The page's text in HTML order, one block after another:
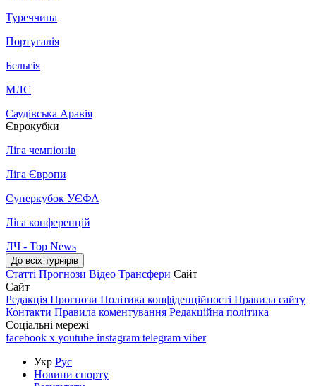
Туреччина
Португалія
Бельгія
МЛС
Саудівська Аравія
Єврокубки
Ліга чемпіонів
Ліга Європи
Суперкубок УЄФА
Ліга конференцій
ЛЧ - Top News
До всіх турнірів
Статті Прогнози Відео Трансфери Сайт
Сайт
Редакція Прогнози Політика конфіденційності Правила сайту
Контакти Правила коментування Редакційна політика
Соціальні мережі
facebook x youtube instagram telegram viber
Укр Рус
Новини спорту